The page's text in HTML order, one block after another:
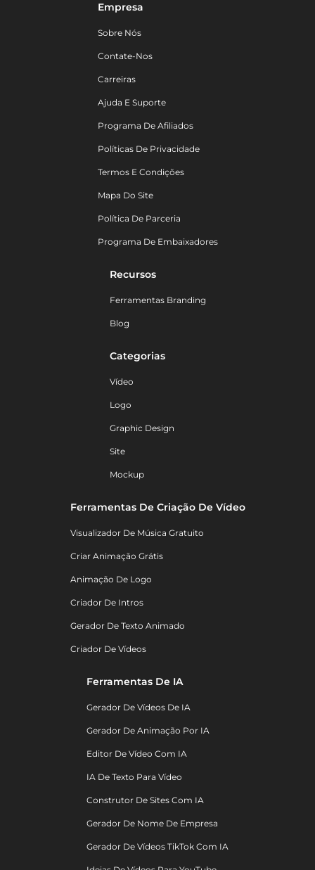
Empresa
Sobre Nós
Contate-Nos
Carreiras
Ajuda E Suporte
Programa De Afiliados
Políticas De Privacidade
Termos E Condições
Mapa Do Site
Política De Parceria
Programa De Embaixadores
Recursos
Ferramentas Branding
Blog
Categorias
Vídeo
Logo
Graphic Design
Site
Mockup
Ferramentas De Criação De Vídeo
Visualizador De Música Gratuito
Criar Animação Grátis
Animação De Logo
Criador De Intros
Gerador De Texto Animado
Criador De Vídeos
Ferramentas De IA
Gerador De Vídeos De IA
Gerador De Animação Por IA
Editor De Vídeo Com IA
IA De Texto Para Vídeo
Construtor De Sites Com IA
Gerador De Nome De Empresa
Gerador De Vídeos TikTok Com IA